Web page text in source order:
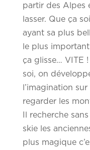
partir des Alpes
lasser. Que ça
ayant sa plus
le plus important
ça glisse… VITE
soi, on
l’imagination
regarder les
Il recherche
skie les
plus magique